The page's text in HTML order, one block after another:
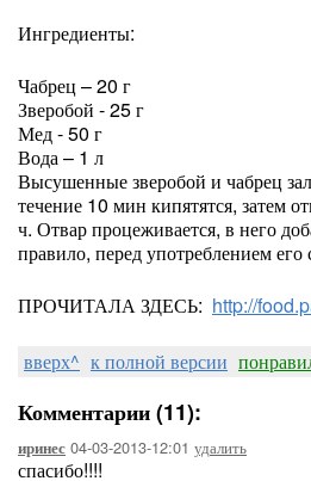
Ингредиенты:
Чабрец – 20 г
Зверобой - 25 г
Мед - 50 г
Вода – 1 л
Высушенные зверобой и чабрец
течение 10 мин кипятятся, затем
ч. Отвар процеживается, в него
правило, перед употреблением его
ПРОЧИТАЛА ЗДЕСЬ: http://
вверх^ к полной версии
Комментарии (11):
иринес 04-03-2013-12:01 удалить
спасибо!!!!